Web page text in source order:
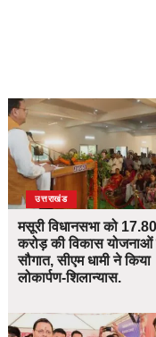
उत्तराखंड
मसूरी विधानसभा को 17.80
करोड़ की विकास योजनाओं
सौगात, सीएम धामी ने किया
लोकार्पण-शिलान्यास.